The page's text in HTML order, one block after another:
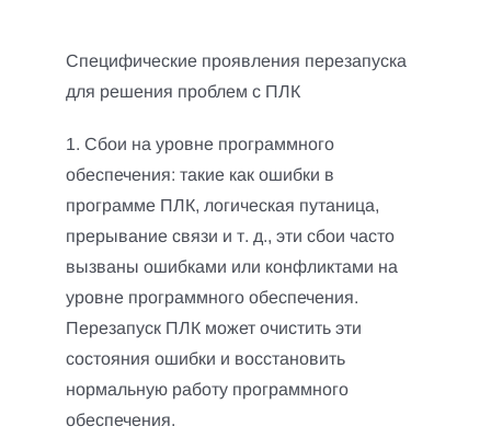
Специфические проявления перезапуска
для решения проблем с ПЛК
1. Сбои на уровне программного
обеспечения: такие как ошибки в
программе ПЛК, логическая путаница,
прерывание связи и т. д., эти сбои часто
вызваны ошибками или конфликтами на
уровне программного обеспечения.
Перезапуск ПЛК может очистить эти
состояния ошибки и восстановить
нормальную работу программного
обеспечения.